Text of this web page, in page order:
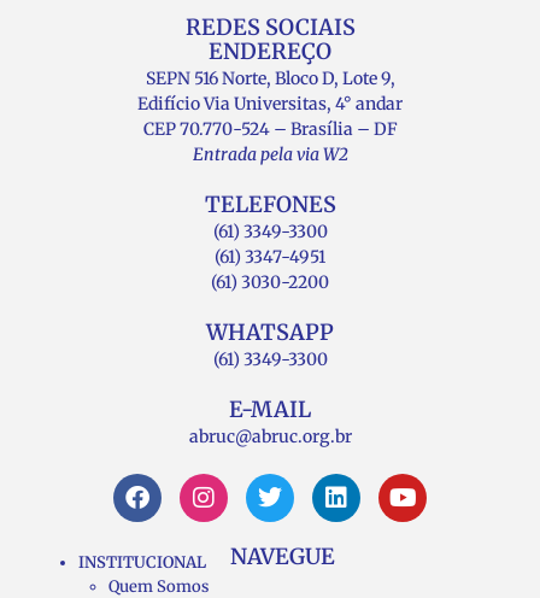
REDES SOCIAIS
ENDEREÇO
SEPN 516 Norte, Bloco D, Lote 9,
Edifício Via Universitas, 4° andar
CEP 70.770-524 – Brasília – DF
Entrada pela via W2
TELEFONES
(61) 3349-3300
(61) 3347-4951
(61) 3030-2200
WHATSAPP
(61) 3349-3300
E-MAIL
abruc@abruc.org.br
NAVEGUE
INSTITUCIONAL
Quem Somos